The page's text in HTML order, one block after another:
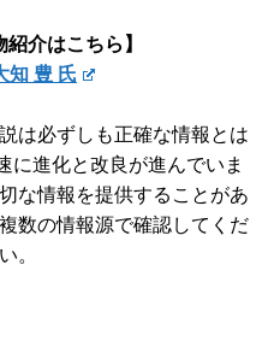
紹介はこちら】
知 豊 氏
は必ずしも正確な情報とは
に進化と改良が進んでいま
な情報を提供することがあ
数の情報源で確認してくだ
。